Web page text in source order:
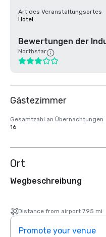
Art des Veranstaltungsortes
Hotel
Bewertungen der
Northstar
Gästezimmer
Gesamtzahl an Übernachtungen
16
Ort
Wegbeschreibung
Distance from airport 7.95 mi
Promote your venue